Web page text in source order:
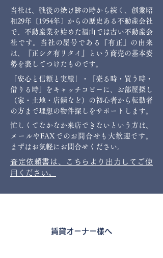
当社は、戦後の焼け跡の時から続く、創業昭
和29年〔1954年〕からの歴史ある不動産会社
で、不動産業を始めた福山では古い不動産会
社です。当社の屋号である『有正』の由来
は、『正シク有リタイ』という商売の基本姿
勢を表してつけたものです。
「安心と信頼と実績」・「売る時・買う時・
借りる時」をキャッチコピーに、お部屋探し
（家・土地・店舗など）の初心者から転勤者
の方まで理想の物件探しをサポートします。
忙しくてなかなか来店できないという方は、
メールやFAXでのお問合せも大歓迎です。
まずはお気軽にお問合せください。
査定依頼書は、こちらより出力してご使
用ください。
賃貸オーナー様へ